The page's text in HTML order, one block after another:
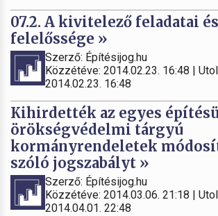
07.2. A kivitelező feladatai és
felelőssége »
Szerző: Építésijog.hu
Közzétéve: 2014.02.23. 16:48 |
2014.02.23. 16:48
Kihirdették az egyes
örökségvédelmi tárgyú
kormányrendeletek
szóló jogszabályt »
Szerző: Építésijog.hu
Közzétéve: 2014.03.06. 21:18 |
2014.04.01. 22:48